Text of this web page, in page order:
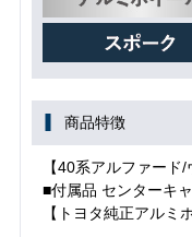
商品特徴
【40系アルファード
■付属品 センターキ
【トヨタ純正アルミ